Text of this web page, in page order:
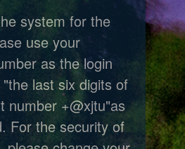
system for the
use your
as the login
last six digits of
number +@xjtu"as
For the security of